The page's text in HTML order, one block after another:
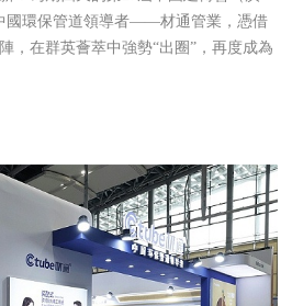
國環保管道領導者——材通管業，憑借
，在群英薈萃中強勢“出圈”，再度成為